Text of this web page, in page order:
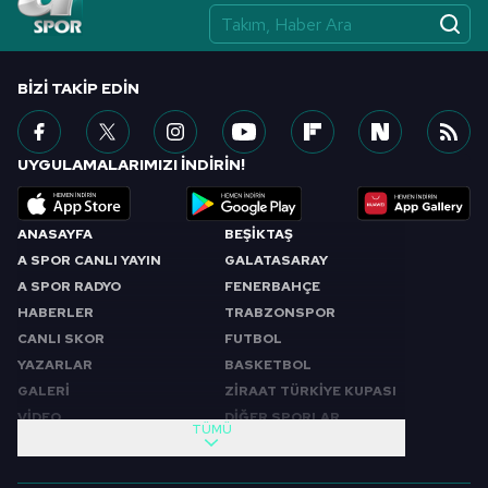
vasıtasıyla belirleyebilirsiniz. Çerezlere ilişkin detaylı bilgi
için Ayarlar butonuna tıklayabilir,Çerez Bilgilendirme
6698 sayılı Kişisel Verilerin Korunması Kanunu uyarınca
hazırlanmış Aydınlatma Metnimizi okumak ve sitemizde
ilgili mevzuata uygun olarak kullanılan çerezlerle ilgili bilgi
almak için lütfen
tıklayınız.
ANASAYFA
A SPOR CANLI YAYIN
A SPOR RADYO
HABERLER
CANLI SKOR
YAZARLAR
GALERİ
VİDEO
BEŞİKTAŞ
GALATASARAY
FENERBAHÇE
TRABZONSPOR
FUTBOL
BASKETBOL
ZİRAAT TÜRKİYE KUPASI
DİĞER SPORLAR
TÜMÜ
BIZI TAKIP EDIN
UYGULAMALARIMIZI İNDİRİN!